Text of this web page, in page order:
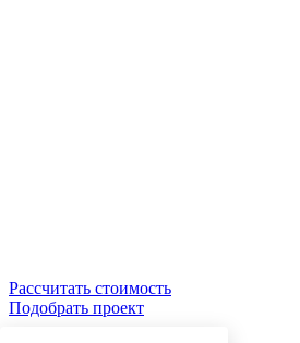
Рассчитать стоимость
Подобрать проект